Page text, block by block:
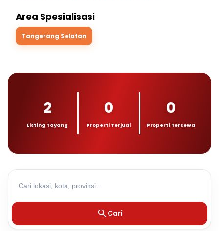
Area Spesialisasi
Tangerang Selatan
2
Listing Tayang
0
Properti Terjual
0
Properti Tersewa
Cari